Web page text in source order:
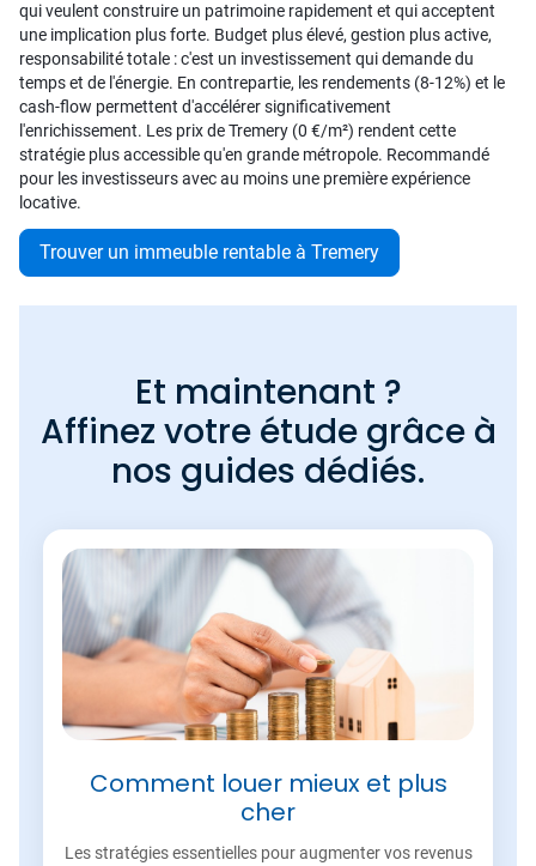
qui veulent construire un patrimoine rapidement et qui acceptent
une implication plus forte. Budget plus élevé, gestion plus active,
responsabilité totale : c'est un investissement qui demande du
temps et de l'énergie. En contrepartie, les rendements (8-12%) et le
cash-flow permettent d'accélérer significativement
l'enrichissement. Les prix de Tremery (0 €/m²) rendent cette
stratégie plus accessible qu'en grande métropole. Recommandé
pour les investisseurs avec au moins une première expérience
locative.
Trouver un immeuble rentable à Tremery
Et maintenant ?
Affinez votre étude grâce à
nos guides dédiés.
Comment louer mieux et plus
cher
Les stratégies essentielles pour augmenter vos revenus